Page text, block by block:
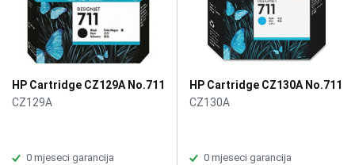
HP Cartridge CZ129A No.711
Black
CZ129A
0 mjeseci garancija
HP Cartridge CZ130A No.711
Cyan
CZ130A
0 mjeseci garancija